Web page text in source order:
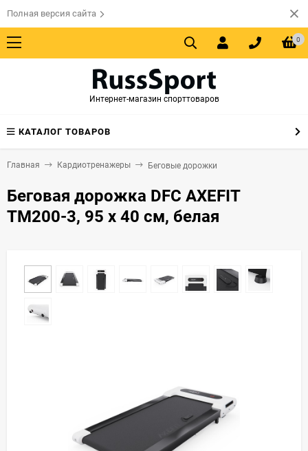
Полная версия сайта
0
Интернет-магазин спорттоваров
КАТАЛОГ ТОВАРОВ
Главная Кардиотренажеры Беговые дорожки
Беговая дорожка DFC AXEFIT
TM200-3, 95 х 40 см, белая